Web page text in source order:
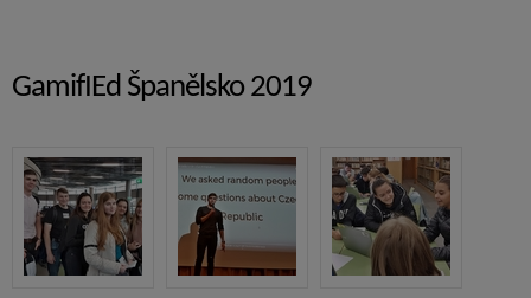
GamifIEd Španělsko 2019